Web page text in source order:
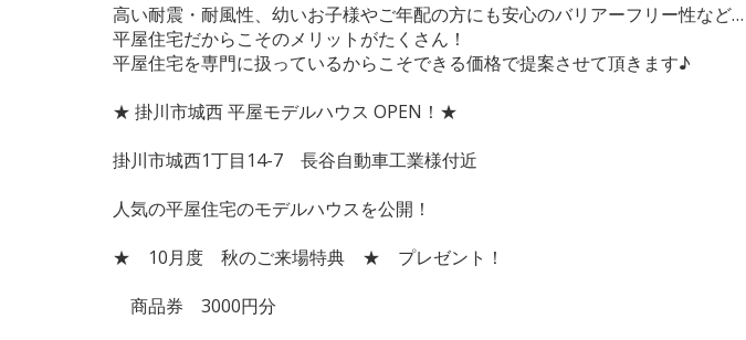
高い耐震・耐風性、幼いお子様やご年配の方にも安心のバリアーフリー性など…
平屋住宅だからこそのメリットがたくさん！
平屋住宅を専門に扱っているからこそできる価格で提案させて頂きます♪
★ 掛川市城西 平屋モデルハウス OPEN！★
掛川市城西1丁目14-7 長谷自動車工業様付近
人気の平屋住宅のモデルハウスを公開！
★ 10月度 秋のご来場特典 ★ プレゼント！
商品券 3000円分